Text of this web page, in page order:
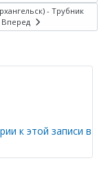
- Трубник
Вперед
к этой записи в